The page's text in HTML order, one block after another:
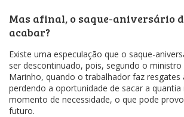
Mas afinal, o saque-aniversário
acabar?
Existe uma especulação que o saque-
ser descontinuado, pois, segundo o
Marinho, quando o trabalhador faz resgates
perdendo a oportunidade de sacar a
momento de necessidade, o que pode
futuro.